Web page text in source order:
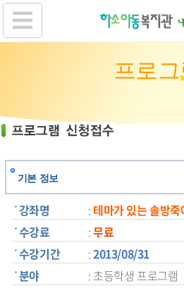
프로그
기본 정보
강좌명 : 테마가 있는 솔방
수강료
:무료
수강기간
:2013/08/31
분야
: 초등학생 프로그램